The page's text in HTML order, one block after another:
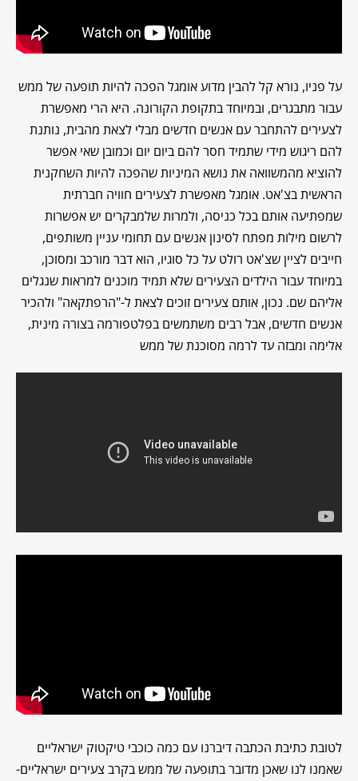
על פניו, נורא קל להבין מדוע אומגל הפכה להיות תופעה של ממש
עבור מתבגרים, ובמיוחד בתקופת הקורונה. היא הרי מאפשרת
לצעירים להתחבר עם אנשים חדשים מבלי לצאת מהבית, נותנת
להם ריגוש מידי שתמיד חסר להם ביום יום וכמובן שאי אפשר
להוציא מהמשוואה את נושא המיניות שהפכה להיות השחקנית
הראשית בצ'אט. אומגל מאפשרת לצעירים חוויה חברתית
שמפתיעה אותם בכל כניסה, ולמרות שלמבקרים יש אפשרות
לרשום מילות מפתח לסינון אנשים עם תחומי עניין משותפים,
חייבים לציין שצ'אט רולט על כל סוגיו, הוא דבר מורכב ומסוכן,
במיוחד עבור הילדים הצעירים שלא תמיד מוכנים למראות שנגלים
אליהם שם. נכון, אותם צעירים זוכים לצאת ל-"הרפתקאה" ולהכיר
אנשים חדשים, אבל רבים משתמשים בפלטפורמה בצורה מינית,
אלימה ומבזה עד לרמה מסוכנת של ממש
לטובת כתיבת הכתבה דיברנו עם כמה כוכבי טיקטוק ישראליים
שאמנו לנו שאכן מדובר בתופעה של ממש בקרב צעירים ישראליים-